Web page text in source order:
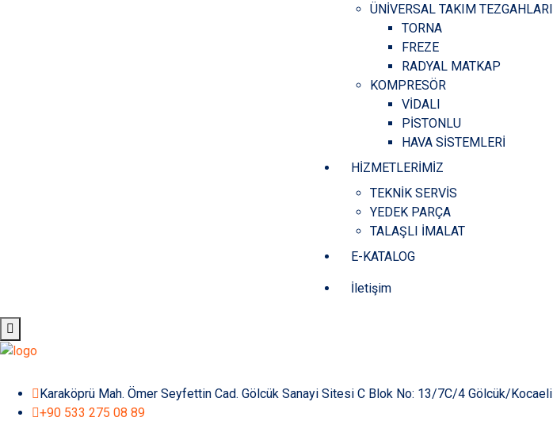
ÜNİVERSAL TAKIM TEZGAHLARI
TORNA
FREZE
RADYAL MATKAP
KOMPRESÖR
VİDALI
PİSTONLU
HAVA SİSTEMLERİ
HİZMETLERİMİZ
TEKNİK SERVİS
YEDEK PARÇA
TALAŞLI İMALAT
E-KATALOG
İletişim
Karaköprü Mah. Ömer Seyfettin Cad. Gölcük Sanayi Sitesi C Blok No: 13/7C/4 Gölcük/Kocaeli
+90 533 275 08 89